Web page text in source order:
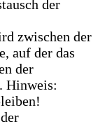
der
zwischen der
auf der das
der
Hinweis: